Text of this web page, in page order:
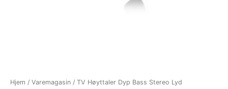
Hjem / Varemagasin / TV Høyttaler Dyp Bass Stereo Lyd